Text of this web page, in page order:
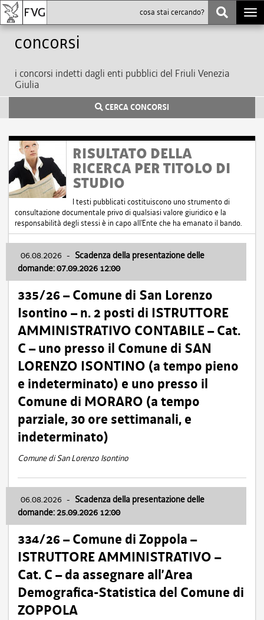
Concorsi
i concorsi indetti dagli enti pubblici del Friuli Venezia
Giulia
CERCA CONCORSI
RISULTATO DELLA
RICERCA PER TITOLO DI
STUDIO
I testi pubblicati costituiscono uno strumento di
consultazione documentale privo di qualsiasi valore giuridico e la
responsabilità degli stessi è in capo all'Ente che ha emanato il bando.
06.08.2026 - Scadenza della presentazione delle
domande: 07.09.2026 12:00
335/26 – Comune di San Lorenzo
Isontino – n. 2 posti di ISTRUTTORE
AMMINISTRATIVO CONTABILE – Cat.
C – uno presso il Comune di SAN
LORENZO ISONTINO (a tempo pieno
e indeterminato) e uno presso il
Comune di MORARO (a tempo
parziale, 30 ore settimanali, e
indeterminato)
Comune di San Lorenzo Isontino
06.08.2026 - Scadenza della presentazione delle
domande: 25.09.2026 12:00
334/26 – Comune di Zoppola –
ISTRUTTORE AMMINISTRATIVO –
Cat. C – da assegnare all’Area
Demografica-Statistica del Comune di
ZOPPOLA